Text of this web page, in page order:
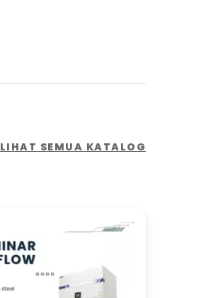
LIHAT SEMUA KATALOG